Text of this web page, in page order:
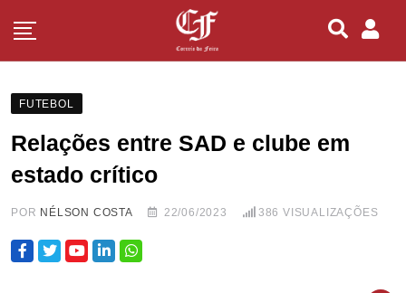
FUTEBOL
Relações entre SAD e clube em
estado crítico
POR NÉLSON COSTA 22/06/2023 386 VISUALIZAÇÕES